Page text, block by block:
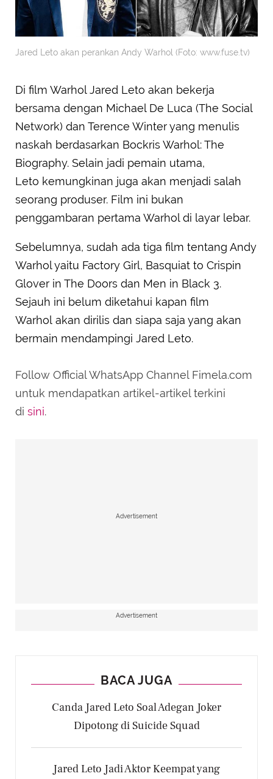
Jared Leto akan perankan Andy Warhol (Foto: www.fuse.tv)
Di film Warhol Jared Leto akan bekerja
bersama dengan Michael De Luca (The Social
Network) dan Terence Winter yang menulis
naskah berdasarkan Bockris Warhol: The
Biography. Selain jadi pemain utama,
Leto kemungkinan juga akan menjadi salah
seorang produser. Film ini bukan
penggambaran pertama Warhol di layar lebar.
Sebelumnya, sudah ada tiga film tentang Andy
Warhol yaitu Factory Girl, Basquiat to Crispin
Glover in The Doors dan Men in Black 3.
Sejauh ini belum diketahui kapan film
Warhol akan dirilis dan siapa saja yang akan
bermain mendampingi Jared Leto.
Follow Official WhatsApp Channel Fimela.com
untuk mendapatkan artikel-artikel terkini
di sini.
Advertisement
Advertisement
BACA JUGA
Canda Jared Leto Soal Adegan Joker
Dipotong di Suicide Squad
Jared Leto Jadi Aktor Keempat yang